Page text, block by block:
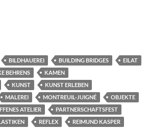
BILDHAUEREI BUILDING BRIDGES
EILAT
BEHRENS
KAMEN
KUNST
KUNST ERLEBEN
MALEREI MONTREUIL-JUIGNÉ
OBJEKTE
ATELIER
PARTNERSCHAFTSFEST
REFLEX REIMUND KASPER